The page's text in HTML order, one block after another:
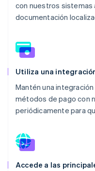
con nuestros sistemas
documentación
Utiliza una
Mantén una
métodos de pago con
periódicamente para
Accede a las